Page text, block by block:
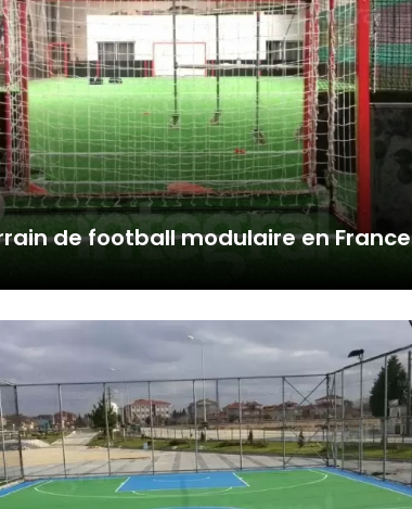
de football modulaire en France
que brinda servicio con estándares